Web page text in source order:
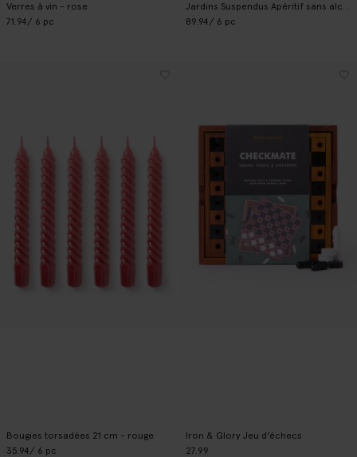
Verres à vin - rose
71.94/ 6 pc
Jardins Suspendus Apéritif sans alcool
89.94/ 6 pc
Bougies torsadées 21 cm - rouge
35.94 / 6 pc
Iron & Glory Jeu d'échecs
27.99